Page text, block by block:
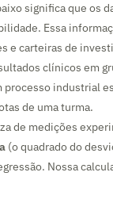
significa que os
Essa
e carteiras de
clínicos em
processo industrial
de uma turma.
de medições
(o quadrado do
Nossa